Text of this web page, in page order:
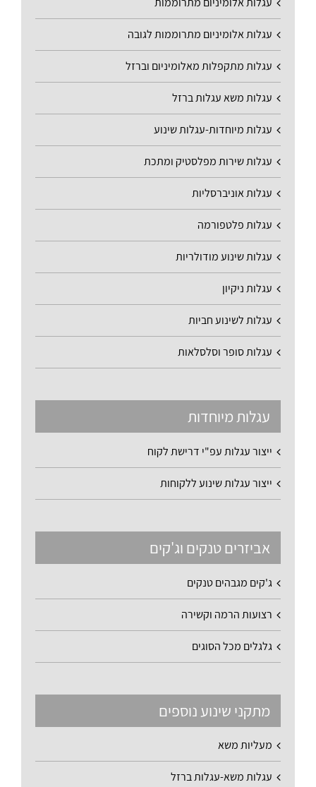
עגלות אלומיניום מתרוממות לגובה
עגלות מתקפלות מאלומיניום וברזל
עגלות משא עגלות ברזל
עגלות מיוחדות-עגלות שינוע
עגלות שירות מפלסטיק ומתכת
עגלות אוניברסליות
עגלות פלטפורמה
עגלות שינוע מודולריות
עגלות ניקיון
עגלות לשינוע חביות
עגלות סופר וסלסלאות
עגלות מיוחדות
ייצור עגלות עפ"י דרישת לקוח
ייצור עגלות שינוע ללקוחות
אביזרים טנקים וג'קים
ג'קים מגבהים טנקים
רצועות הרמה וקשירה
גלגלים מכל הסוגים
מתקני שינוע נוספים
מעליות משא
עגלות משא-עגלות ברזל